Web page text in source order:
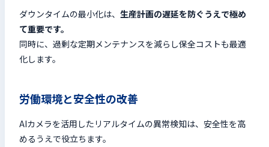
ダウンタイムの最小化は、 生産計画の遅延を防ぐうえで極め
て重要です。
同時に、過剰な定期メンテナンスを減らし保全コストも最適
化します。
労働環境と安全性の改善
AIカメラを活用したリアルタイムの異常検知は、安全性を高
めるうえで役立ちます。